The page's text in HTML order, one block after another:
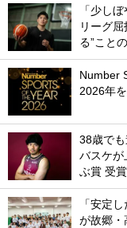
「少し
リーグ
る”こと
Number
2026年
38歳で
バスケが
ぶ賞 受
「安定
が故郷・